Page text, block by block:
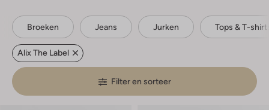
Broeken Jeans Jurken Tops & T-
Alix The Label
Filter en sorteer